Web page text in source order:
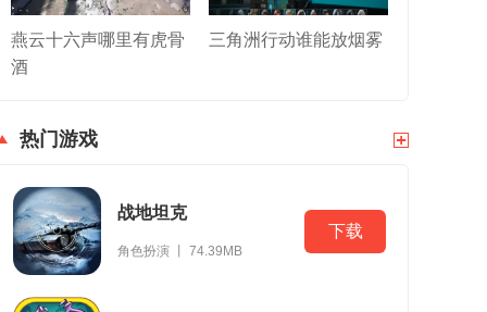
燕云十六声哪里有虎骨
酒
三角洲行动谁能放烟雾
热门游戏
战地坦克
角色扮演 丨 74.39MB
下载